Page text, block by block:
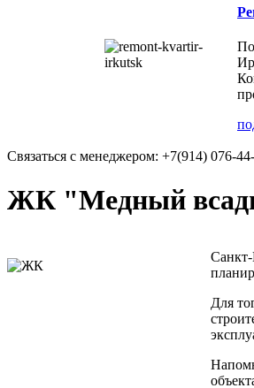
Связаться с менеджером: +7(914) 076-
ЖК "Медный
Для